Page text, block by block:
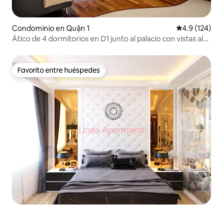
Condominio en Quận 1 Calificación
4.9 (124)
Ático de 4 dormitorios en D1 junto al palacio con vistas al
Favorito entre huéspedes
Favorito entre huéspedes